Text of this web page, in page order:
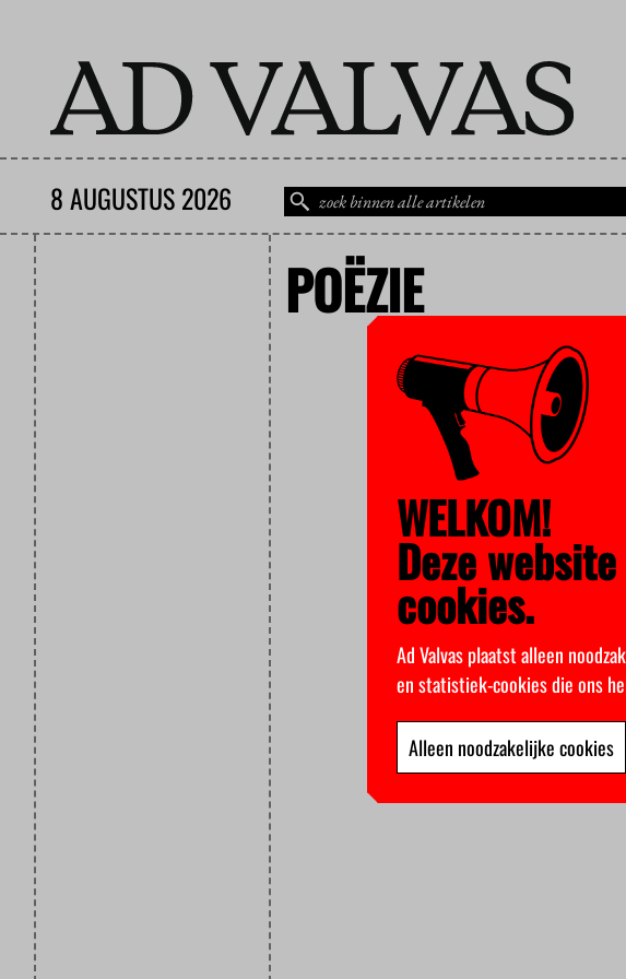
8 AUGUSTUS 2026
POËZIE
WELKOM!
Deze
cookies.
Ad Valvas plaatst alleen
en statistiek-cookies die ons
Alleen noodzakelijke cookies